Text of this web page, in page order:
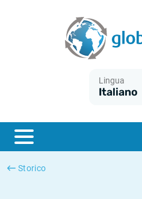
Lingua
Italiano
Storico
ESTER
SONIA
Cos'è l'inflazione CPI?
Cos'è l'inflazione HICP?
Inflazione Italia
Inflazione Stati Uniti
Tassi storici Euribor
Tassi storici di SONIA
Tassi storici di TONAR
Calcolatore dell’inflazione